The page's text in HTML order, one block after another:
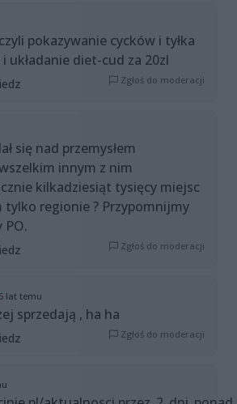
pokazywanie cycków i tyłka
układanie diet-cud za 20zl
Zgłoś do moderacji
się nad przemysłem
innym z nim
kilkadziesiąt tysięcy miejsc
tylko regionie ? Przypomnijmy
PO.
Zgłoś do moderacji
5 lat temu
sprzedają , ha ha
Zgłoś do moderacji